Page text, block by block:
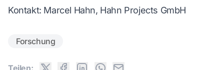
Kontakt: Marcel Hahn, Hahn Projects GmbH
Forschung
Teilen: